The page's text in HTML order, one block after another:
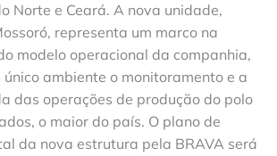
Norte e Ceará. A nova unidade,
representa um marco na
modelo operacional da companhia,
único ambiente o monitoramento e a
das operações de produção do polo
o maior do país. O plano de
da nova estrutura pela BRAVA será